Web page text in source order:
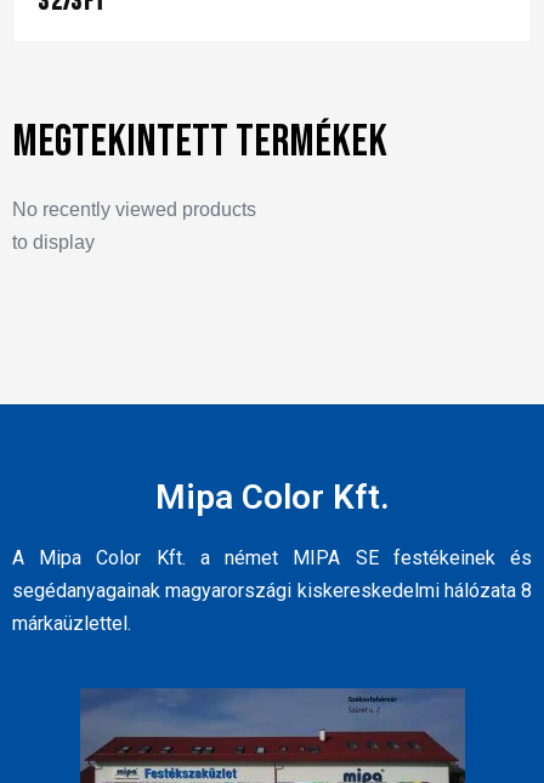
Megtekintett termékek
No recently viewed products
to display
Mipa Color Kft.
A Mipa Color Kft. a német MIPA SE festékeinek és
segédanyagainak magyarországi kiskereskedelmi hálózata 8
márkaüzlettel.